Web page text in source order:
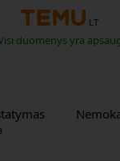
LT
duomenys yra